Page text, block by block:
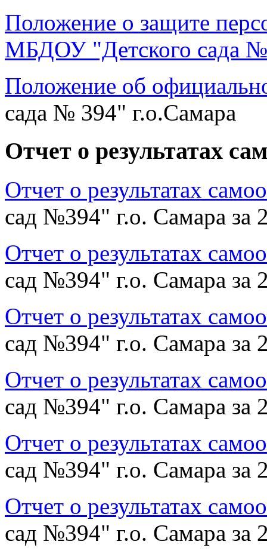
Положение о защите
МБДОУ "Детского сада №
Положение об
сада № 394" г.о.Самара
Отчет о результатах
Отчет о результатах
сад №394" г.о. Самара за
Отчет о результатах
сад №394" г.о. Самара за
Отчет о результатах
сад №394" г.о. Самара за
Отчет о результатах
сад №394" г.о. Самара за
Отчет о результатах
сад №394" г.о. Самара за
Отчет о результатах
сад №394" г.о. Самара за